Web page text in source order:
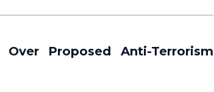
Proposed Anti-Terrorism